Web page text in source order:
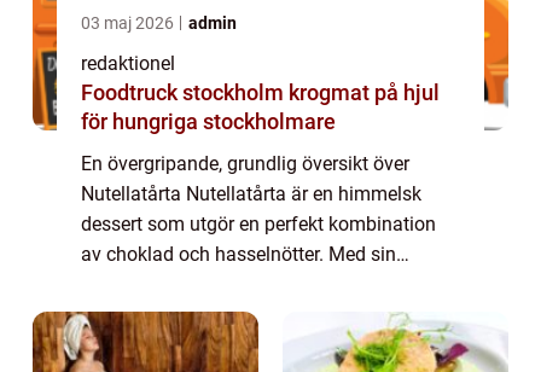
03 maj 2026 admin
redaktionel
Foodtruck stockholm krogmat på hjul
för hungriga stockholmare
En övergripande, grundlig översikt över
Nutellatårta Nutellatårta är en himmelsk
dessert som utgör en perfekt kombination
av choklad och hasselnötter. Med sin
favorit bland mat- och dessertälskare över
he...